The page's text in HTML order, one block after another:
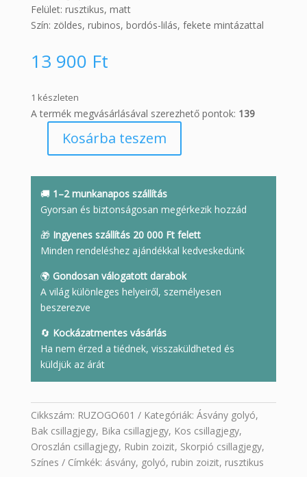
Felület: rusztikus, matt
Szín: zöldes, rubinos, bordós-lilás, fekete mintázattal
13 900 Ft
1 készleten
A termék megvásárlásával szerezhető pontok: 139
ásvány
golyó
rusztikus
mennyiség
Kosárba teszem
🚚 1–2 munkanapos szállítás
Gyorsan és biztonságosan megérkezik hozzád
🎁 Ingyenes szállítás 20 000 Ft felett
Minden rendeléshez ajándékkal kedveskedünk
🌍 Gondosan válogatott darabok
A világ különleges helyeiről, személyesen
beszerezve
🔄 Kockázatmentes vásárlás
Ha nem érzed a tiédnek, visszaküldheted és
küldjük az árát
Cikkszám: RUZOGO601 Kategóriák: Ásvány golyó,
Bak csillagjegy, Bika csillagjegy, Kos csillagjegy,
Oroszlán csillagjegy, Rubin zoizit, Skorpió csillagjegy,
Színes
Címkék: ásvány, golyó, rubin zoizit, rusztikus